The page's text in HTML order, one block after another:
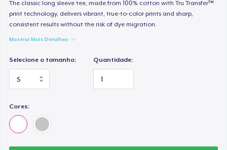
The classic long sleeve tee, made from 100% cotton with Tru Transfer™
print technology, delivers vibrant, true-to-color prints and sharp,
consistent results without the risk of dye migration.
Mostrar Mais Detalhes
Selecione o tamanho: Quantidade:
Cores:
Tru transfer Printed Premium Tee
US$ 29,99
Tru Transfer Printed Classic Tee
Tru Transfer Unisex Crewneck Sweatshirt